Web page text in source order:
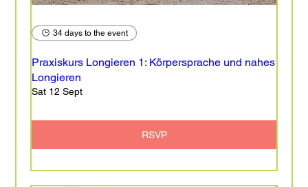
34 days to the event
Praxiskurs Longieren 1: Körpersprache und nahes
Longieren
Sat 12 Sept
RSVP